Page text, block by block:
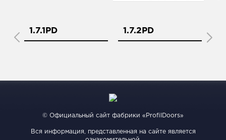
1.7.1PD 1.7.2PD
© Официальный сайт фабрики «ProfilDoors»
Вся информация, представленная на сайте является